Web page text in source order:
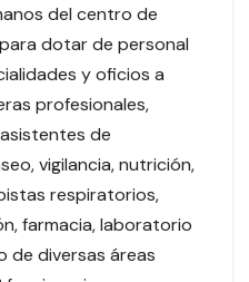
del centro de
dotar de personal
y oficios a
profesionales,
de
vigilancia, nutrición,
respiratorios,
farmacia, laboratorio
de diversas áreas